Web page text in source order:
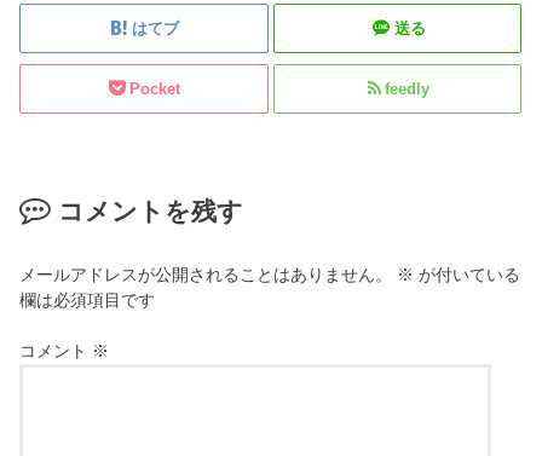
はてブ 送る
Pocket feedly
コメントを残す
メールアドレスが公開されることはありません。 ※ が付いている
欄は必須項目です
コメント ※